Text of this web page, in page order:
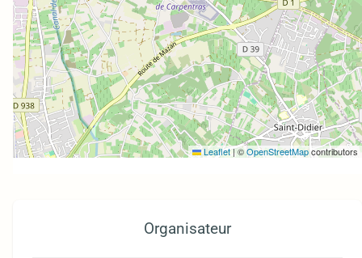
Leaflet|©OpenStreetMapcontributors
Organisateur